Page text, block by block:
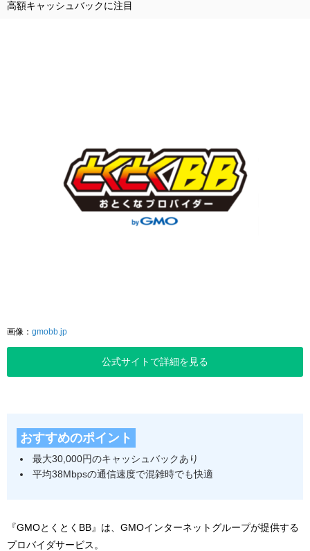
画像： gmobb.jp
高額キャッシュバックに注目
公式サイトで詳細を見る
おすすめのポイント
最大30,000円のキャッシュバックあり
平均38Mbpsの通信速度で混雑時でも快適
『GMOとくとくBB』は、GMOインターネットグループが提供する
プロバイダサービス。